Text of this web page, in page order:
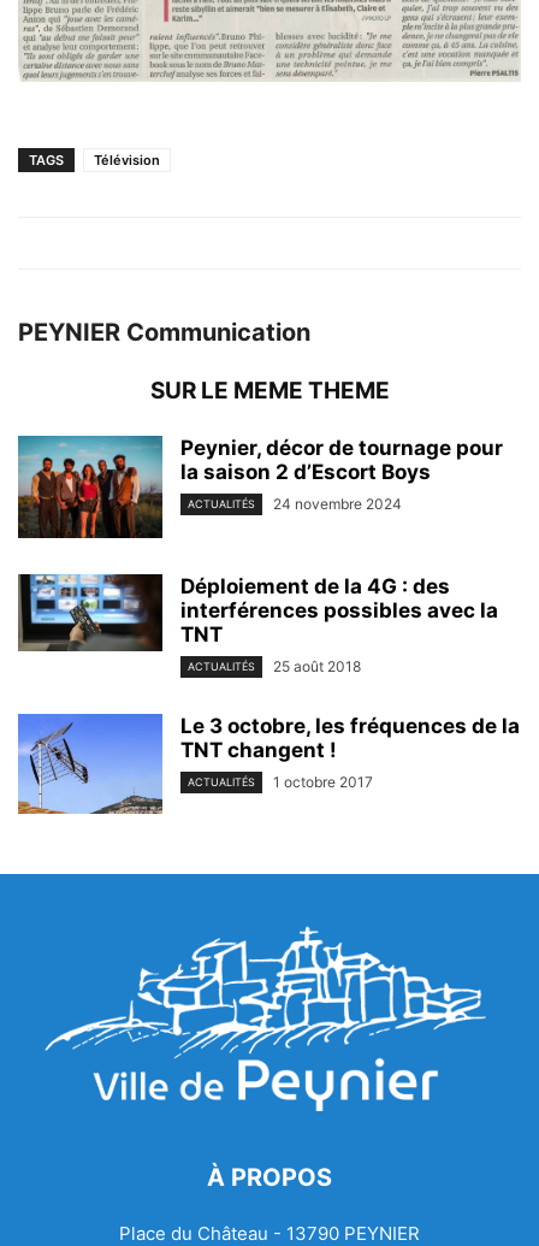
TAGS Télévision
PEYNIER Communication
SUR LE MEME THEME
Peynier, décor de tournage pour
la saison 2 d’Escort Boys
ACTUALITÉS 24 novembre 2024
Déploiement de la 4G : des
interférences possibles avec la
TNT
ACTUALITÉS 25 août 2018
Le 3 octobre, les fréquences de la
TNT changent !
ACTUALITÉS 1 octobre 2017
À PROPOS
Place du Château - 13790 PEYNIER